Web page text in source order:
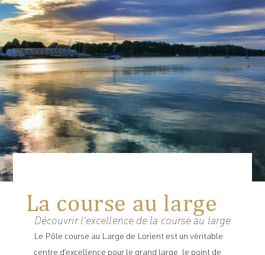
La course au large
Découvrir l'excellence de la course au large
Le Pôle course au Large de Lorient est un véritable